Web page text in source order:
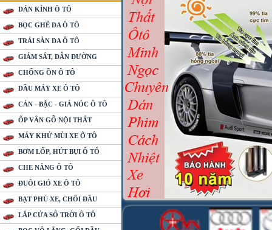
DÁN KÍNH Ô TÔ
BỌC GHẾ DA Ô TÔ
TRẢI SÀN DA Ô TÔ
GIÁM SÁT, DẪN ĐƯỜNG
CHỐNG ỒN Ô TÔ
DẦU MÁY XE Ô TÔ
CẢN - BẬC - GIÁ NÓC Ô TÔ
ỐP VÂN GỖ NỘI THẤT
MÁY KHỬ MÙI XE Ô TÔ
BƠM LỐP, HÚT BỤI Ô TÔ
CHE NẮNG Ô TÔ
ĐUÔI GIÓ XE Ô TÔ
BẠT PHỦ XE, CHỔI ĐẦU
LẮP CỬA SỔ TRỜI Ô TÔ